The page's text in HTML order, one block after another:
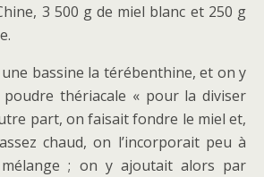
3 500 g de miel blanc et 250 g
bassine la térébenthine, et on y
thériacale « pour la diviser
part, on faisait fondre le miel et,
chaud, on l’incorporait peu à
; on y ajoutait alors par